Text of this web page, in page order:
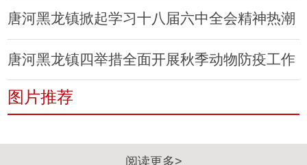
唐河黑龙镇掀起学习十八届六中全会精神热潮
唐河黑龙镇四举措全面开展秋季动物防疫工作
图片推荐
阅读更多>